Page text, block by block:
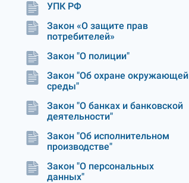
УПК РФ
Закон «О защите прав
потребителей»
Закон "О полиции"
Закон "Об охране окружающей
среды"
Закон "О банках и банковской
деятельности"
Закон "Об исполнительном
производстве"
Закон "О персональных
данных"